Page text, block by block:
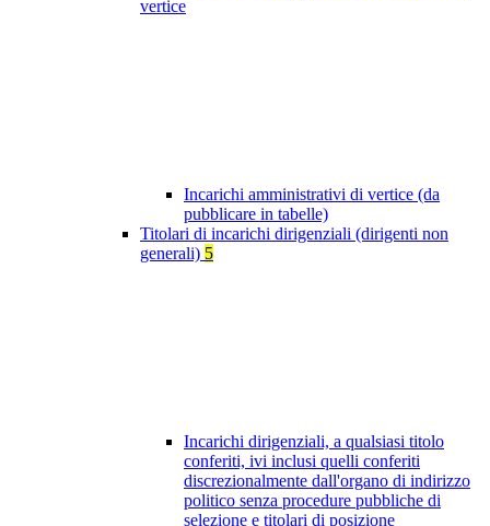
vertice
Incarichi amministrativi di vertice (da
pubblicare in tabelle)
Titolari di incarichi dirigenziali (dirigenti non
generali) 5
Incarichi dirigenziali, a qualsiasi titolo
conferiti, ivi inclusi quelli conferiti
discrezionalmente dall'organo di indirizzo
politico senza procedure pubbliche di
selezione e titolari di posizione